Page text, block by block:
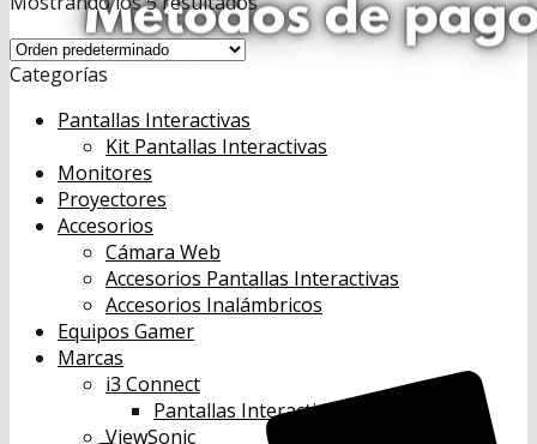
Categorías
Pantallas Interactivas
Kit Pantallas Interactivas
Monitores
Proyectores
Accesorios
Cámara Web
Accesorios Pantallas Interactivas
Accesorios Inalámbricos
Equipos Gamer
Marcas
i3 Connect
Pantallas Interactivas i3 Connect
ViewSonic